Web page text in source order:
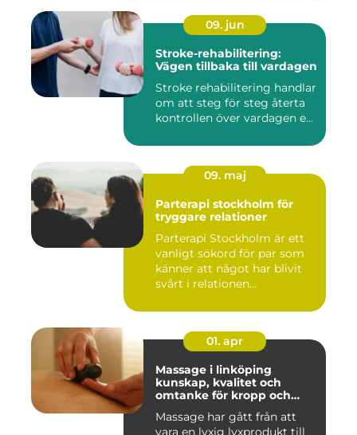
09. jun
Stroke-rehabilitering:
Vägen tillbaka till vardagen
Stroke rehabilitering handlar
om att steg för steg återta
kontrollen över vardagen e...
09. maj
Parterapi stockholm för
tryggare relationer
Parterapi Stockholm är ett
vanligt sökord för par som
känner att något har blivit
svårt i relationen...
01. apr
Massage i linköping
kunskap, kvalitet och
omtanke för kropp och
Massage har gått från att
vara en lyxig lyxprodukt till